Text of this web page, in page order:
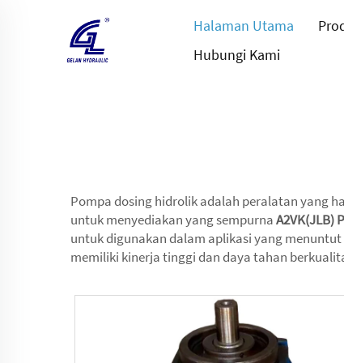
Halaman Utama
Hubungi Kami
Pompa dosing hidrolik adalah peralatan yang
untuk menyediakan yang sempurnaA2VK(JLB)
untuk digunakan dalam aplikasi yang
memiliki kinerja tinggi dan daya tahan